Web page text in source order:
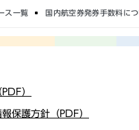
ス一覧 国内航空券発券手数料に
）
保護方針（PDF）